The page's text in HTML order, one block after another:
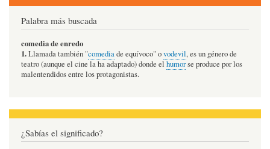
Palabra más buscada
comedia de enredo
1.Llamada también "comediade equívoco" ovodevil, es un género de
teatro (aunque el cine la ha adaptado) donde el humorse produce por los
malentendidos entre los protagonistas.
¿Sabías el significado?